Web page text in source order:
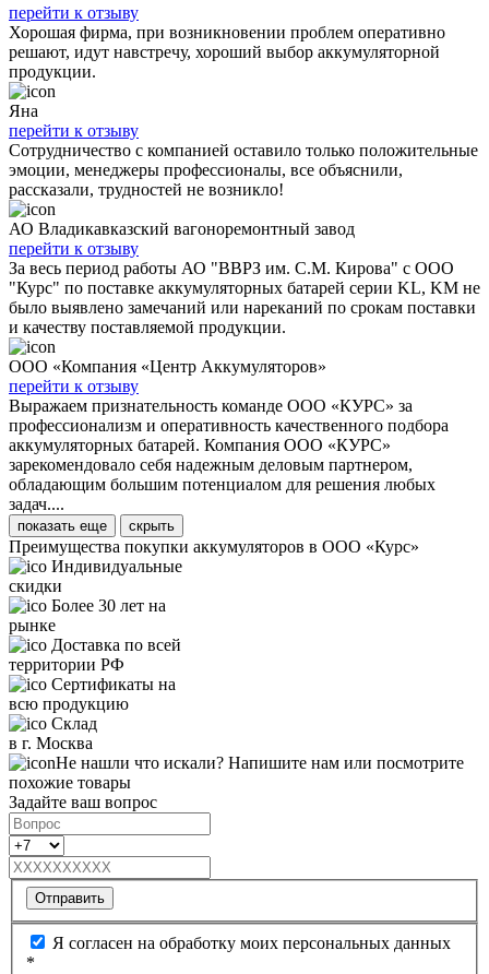
перейти к отзыву
Хорошая фирма, при возникновении проблем оперативно
решают, идут навстречу, хороший выбор аккумуляторной
продукции.
Яна
перейти к отзыву
Сотрудничество с компанией оставило только положительные
эмоции, менеджеры профессионалы, все объяснили,
рассказали, трудностей не возникло!
АО Владикавказский вагоноремонтный завод
перейти к отзыву
За весь период работы АО "ВВРЗ им. С.М. Кирова" с ООО
"Курс" по поставке аккумуляторных батарей серии KL, KM не
было выявлено замечаний или нареканий по срокам поставки
и качеству поставляемой продукции.
ООО «Компания «Центр Аккумуляторов»
перейти к отзыву
Выражаем признательность команде ООО «КУРС» за
профессионализм и оперативность качественного подбора
аккумуляторных батарей. Компания ООО «КУРС»
зарекомендовало себя надежным деловым партнером,
обладающим большим потенциалом для решения любых
задач....
показать еще скрыть
Преимущества покупки аккумуляторов в ООО «Курс»
Индивидуальные
скидки
Более 30 лет на
рынке
Доставка по всей
территории РФ
Сертификаты на
всю продукцию
Склад
в г. Москва
Не нашли что искали? Напишите нам или посмотрите
похожие товары
Задайте ваш вопрос
Отправить
Я согласен на обработку моих персональных данных
*